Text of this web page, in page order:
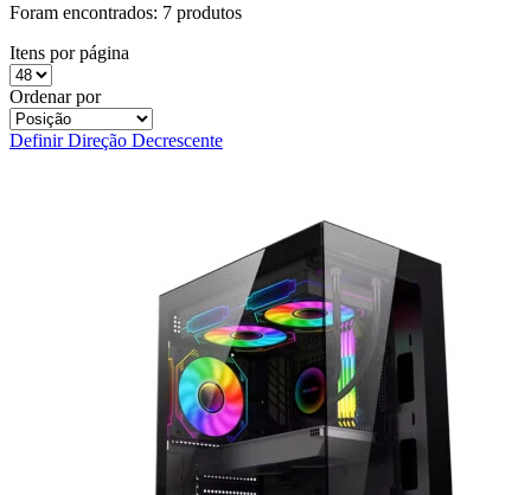
Foram encontrados: 7 produtos
Itens por página
Ordenar por
Definir Direção Decrescente